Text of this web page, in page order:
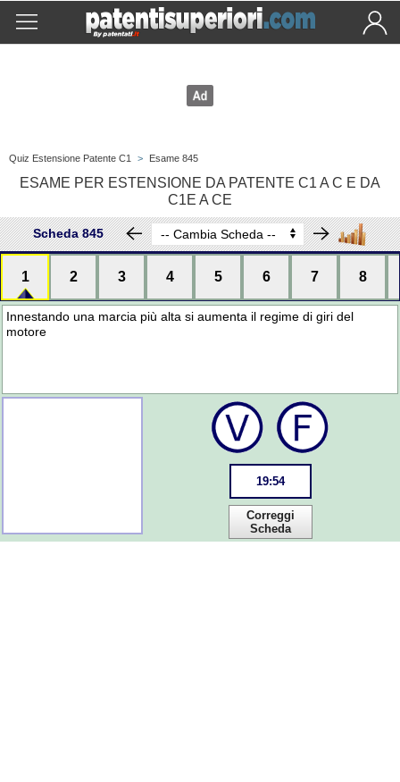
Quiz Estensione Patente C1 > Esame 845
ESAME PER ESTENSIONE DA PATENTE C1 A C E DA
C1E A CE
Scheda 845
1 2 3 4 5 6 7 8
Innestando una marcia più alta si aumenta il regime di giri del
motore
19:53
Correggi
Scheda